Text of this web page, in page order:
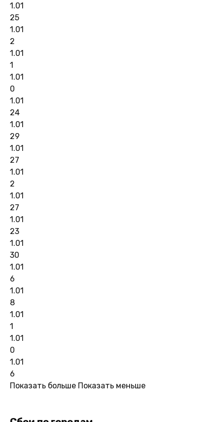
1.01
25
1.01
2
1.01
1
1.01
0
1.01
24
1.01
29
1.01
27
1.01
2
1.01
27
1.01
23
1.01
30
1.01
6
1.01
8
1.01
1
1.01
0
1.01
6
Показать больше Показать меньше